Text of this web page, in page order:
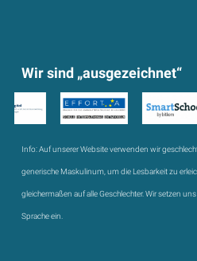
Wir sind „ausgezeichnet“
Info:Auf unserer Website verwenden wir
generische Maskulinum, um die Lesbarkeit zu
gleichermaßen auf alle Geschlechter. Wir setzen
Sprache ein.